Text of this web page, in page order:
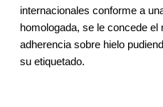
internacionales conforme a
homologada, se le concede el
adherencia sobre hielo
su etiquetado.